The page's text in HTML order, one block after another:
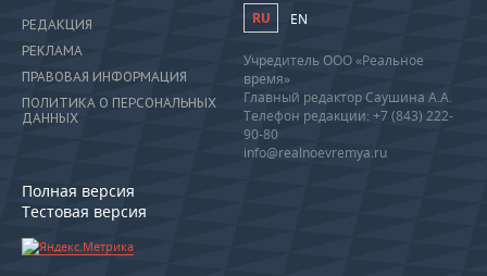
РЕДАКЦИЯ
РЕКЛАМА
ПРАВОВАЯ ИНФОРМАЦИЯ
ПОЛИТИКА О ПЕРСОНАЛЬНЫХ
ДАННЫХ
Полная версия
Тестовая версия
RU EN
Учредитель ООО «Реальное
время»
Главный редактор Саушина А.А.
Телефон редакции: +7 (843) 222-
90-80
info@realnoevremya.ru